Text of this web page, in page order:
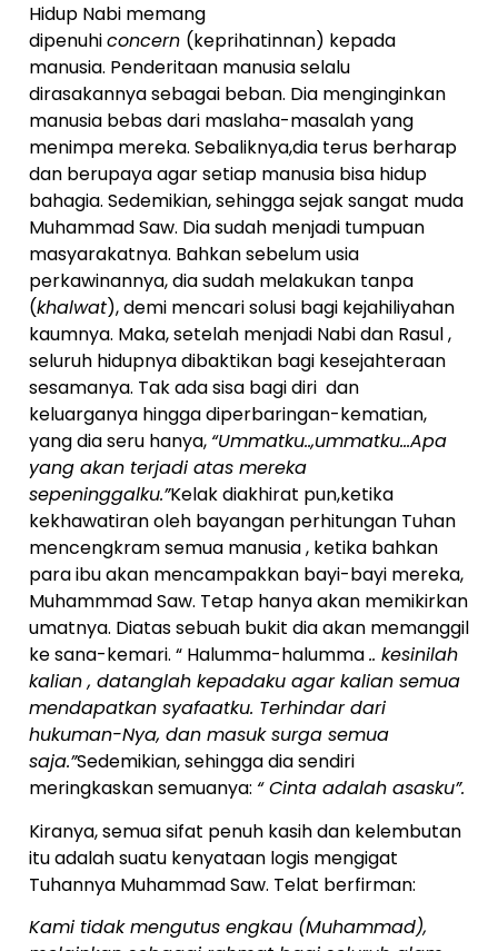
Hidup Nabi memang
dipenuhiconcern (keprihatinnan) kepada
manusia. Penderitaan manusia selalu
dirasakannya sebagai beban. Dia menginginkan
manusia bebas dari maslaha-masalah yang
menimpa mereka. Sebaliknya,dia terus berharap
dan berupaya agar setiap manusia bisa hidup
bahagia. Sedemikian, sehingga sejak sangat muda
Muhammad Saw. Dia sudah menjadi tumpuan
masyarakatnya. Bahkan sebelum usia
perkawinannya, dia sudah melakukan tanpa
(khalwat), demi mencari solusi bagi kejahiliyahan
kaumnya. Maka, setelah menjadi Nabi dan Rasul ,
seluruh hidupnya dibaktikan bagi kesejahteraan
sesamanya. Tak ada sisa bagi diri dan
keluarganya hingga diperbaringan-kematian,
yang dia seru hanya, “Ummatku..,ummatku…Apa
yang akan terjadi atas mereka
sepeninggalku.”Kelak diakhirat pun,ketika
kekhawatiran oleh bayangan perhitungan Tuhan
mencengkram semua manusia , ketika bahkan
para ibu akan mencampakkan bayi-bayi mereka,
Muhammmad Saw. Tetap hanya akan memikirkan
umatnya. Diatas sebuah bukit dia akan memanggil
ke sana-kemari. “ Halumma-halumma.. kesinilah
kalian , datanglah kepadaku agar kalian semua
mendapatkan syafaatku. Terhindar dari
hukuman-Nya, dan masuk surga semua
saja.”Sedemikian, sehingga dia sendiri
meringkaskan semuanya: “ Cinta adalah asasku”.
Kiranya, semua sifat penuh kasih dan kelembutan
itu adalah suatu kenyataan logis mengigat
Tuhannya Muhammad Saw. Telat berfirman:
Kami tidak mengutus engkau (Muhammad),